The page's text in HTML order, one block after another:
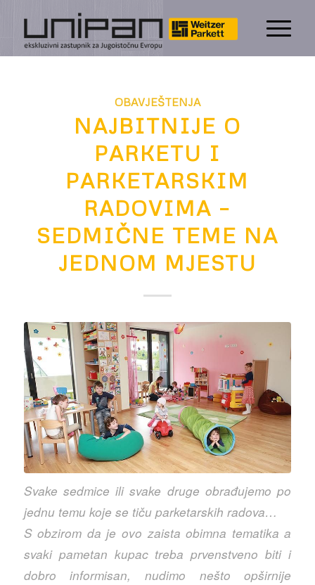
OBAVJEŠTENJA
NAJBITNIJE O
PARKETU I
PARKETARSKIM
RADOVIMA –
SEDMIČNE TEME NA
JEDNOM MJESTU
Svake sedmice ili svake druge obrađujemo po
jednu temu koje se tiču parketarskih radova…
S obzirom da je ovo zaista obimna tematika a
svaki pametan kupac treba prvenstveno biti i
dobro informisan, nudimo nešto opširnije